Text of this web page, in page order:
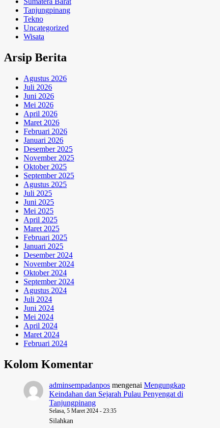
Tanjungpinang
Tekno
Uncategorized
Wisata
Arsip Berita
Agustus 2026
Juli 2026
Juni 2026
Mei 2026
April 2026
Maret 2026
Februari 2026
Januari 2026
Desember 2025
November 2025
Oktober 2025
September 2025
Agustus 2025
Juli 2025
Juni 2025
Mei 2025
April 2025
Maret 2025
Februari 2025
Januari 2025
Desember 2024
November 2024
Oktober 2024
September 2024
Agustus 2024
Juli 2024
Juni 2024
Mei 2024
April 2024
Maret 2024
Februari 2024
Kolom Komentar
adminsempadanpos mengenai Mengungkap
Keindahan dan Sejarah Pulau Penyengat di
Tanjungpinang
Selasa, 5 Maret 2024 - 23:35
Silahkan